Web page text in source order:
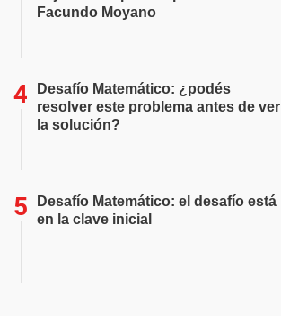
Facundo Moyano
Desafío Matemático: ¿podés
resolver este problema antes de ver
la solución?
Desafío Matemático: el desafío está
en la clave inicial